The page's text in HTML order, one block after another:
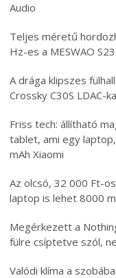
Audio
Teljes méretű
Hz-es a MESWAO
A drága klipszes
Crossky C30S LDAC-
Friss tech: állítható
tablet, ami egy
mAh Xiaomi
Az olcsó, 32 000 Ft-
laptop is lehet 8000
Megérkezett a
fülre csíptetve szól,
Valódi klíma a